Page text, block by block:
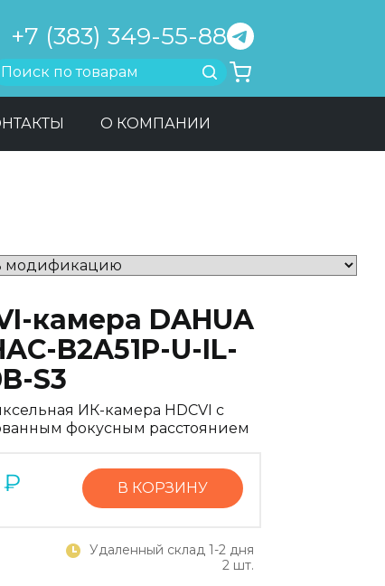
+7 (383) 349-55-88
Найти
О КОМПАНИИ
камера DAHUA
B2A51P-U-IL-
S3
ИК-камера HDCVI с
фокусным расстоянием
₽ В КОРЗИНУ
Удаленный склад 1-2 дня
2 шт.